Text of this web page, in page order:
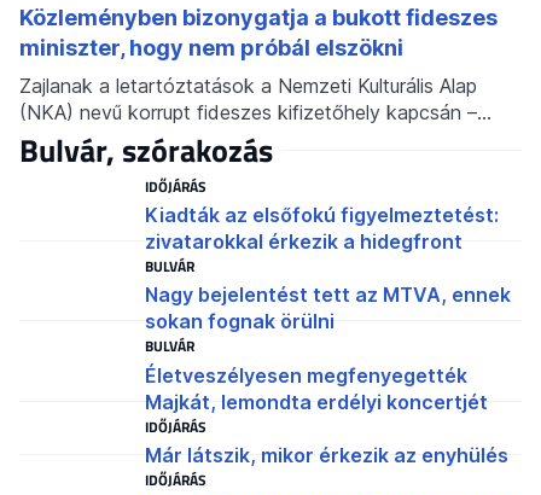
Közleményben bizonygatja a bukott fideszes
miniszter, hogy nem próbál elszökni
Zajlanak a letartóztatások a Nemzeti Kulturális Alap
(NKA) nevű korrupt fideszes kifizetőhely kapcsán –…
Bulvár, szórakozás
IDŐJÁRÁS
Kiadták az elsőfokú figyelmeztetést:
zivatarokkal érkezik a hidegfront
BULVÁR
Nagy bejelentést tett az MTVA, ennek
sokan fognak örülni
BULVÁR
Életveszélyesen megfenyegették
Majkát, lemondta erdélyi koncertjét
IDŐJÁRÁS
Már látszik, mikor érkezik az enyhülés
IDŐJÁRÁS